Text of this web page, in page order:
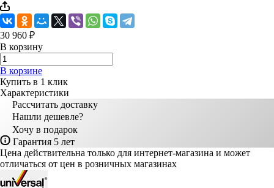
30 960 ₽
В корзину
В корзине
Купить в 1 клик
Характеристики
Рассчитать доставку
Нашли дешевле?
Хочу в подарок
Гарантия 5 лет
Цена действительна только для интернет-магазина и может
отличаться от цен в розничных магазинах